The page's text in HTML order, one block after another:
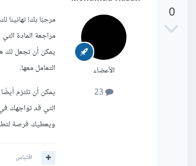
0
الأعضاء
مرحبًا بك!
مراجعة المادة
يمكن أن تجعل لك
التعامل معها.
يمكن أن تلتزم
التي قد تواجهك
ويعطيك فرصة
اقتباس